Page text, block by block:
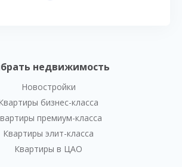
недвижимость
Новостройки
бизнес-класса
премиум-класса
Квартиры элит-класса
Квартиры в ЦАО